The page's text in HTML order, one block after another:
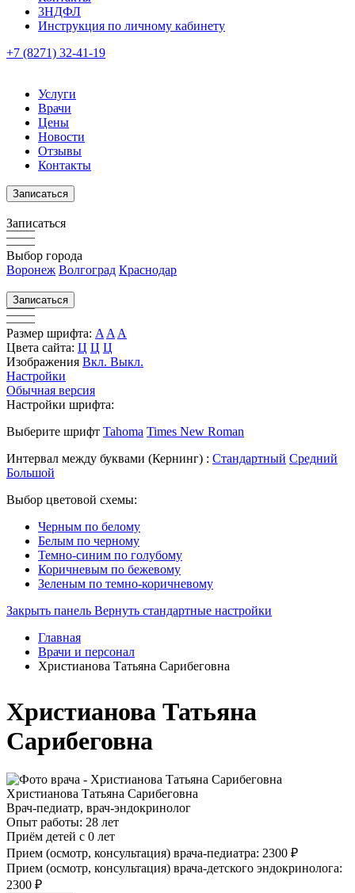
3НДФЛ
Инструкция по личному кабинету
+7 (8271) 32-41-19
Услуги
Врачи
Цены
Новости
Отзывы
Контакты
Записаться
Записаться
Выбор города
Воронеж Волгоград Краснодар
Записаться
Размер шрифта: A A A
Цвета сайта: Ц Ц Ц
Изображения Вкл. Выкл.
Настройки
Обычная версия
Настройки шрифта:
Выберите шрифт Tahoma Times New Roman
Интервал между буквами (Кернинг) : Стандартный Средний
Большой
Выбор цветовой схемы:
Черным по белому
Белым по черному
Темно-синим по голубому
Коричневым по бежевому
Зеленым по темно-коричневому
Закрыть панель Вернуть стандартные настройки
Главная
Врачи и персонал
Христианова Татьяна Сарибеговна
Христианова Татьяна
Сарибеговна
Христианова Татьяна Сарибеговна
Врач-педиатр, врач-эндокринолог
Опыт работы: 28 лет
Приём детей с 0 лет
Прием (осмотр, консультация) врача-педиатра: 2300 ₽
Прием (осмотр, консультация) врача-детского эндокринолога:
2300 ₽